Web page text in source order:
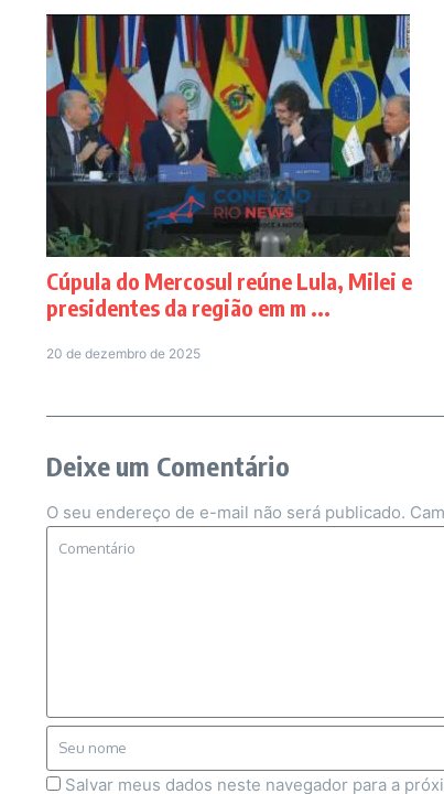
Cúpula do Mercosul reúne Lula, Milei e
presidentes da região em m ...
20 de dezembro de 2025
Deixe um Comentário
O seu endereço de e-mail não será publicado.
Salvar meus dados neste navegador para a